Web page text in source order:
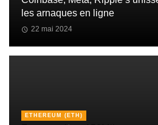
les arnaques en ligne
22 mai 2024
ETHEREUM (ETH)